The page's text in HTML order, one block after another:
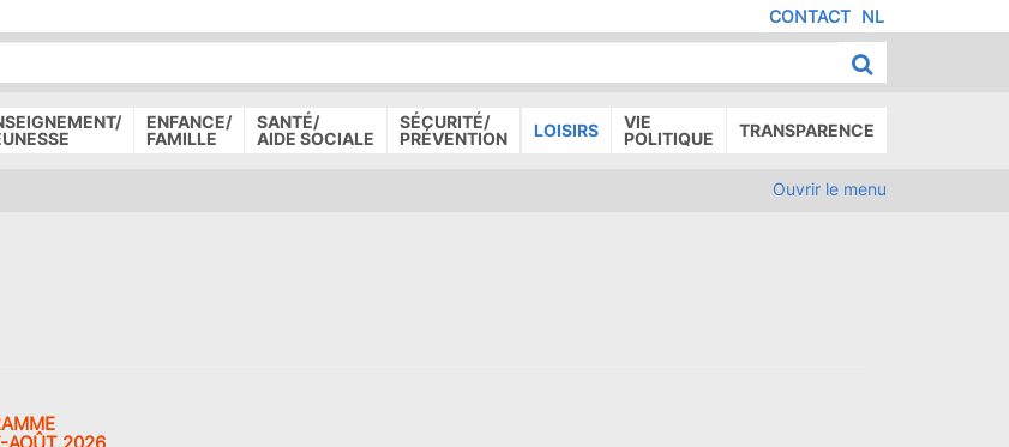
NL
MENU
DE
PAGE
CONTACT
ENFANCE/
FAMILLE
SANTÉ/
AIDE SOCIALE
SÉCURITÉ/
PRÉVENTION
LOISIRS
VIE
POLITIQUE
TRANSPARENCE
Ouvrir le menu